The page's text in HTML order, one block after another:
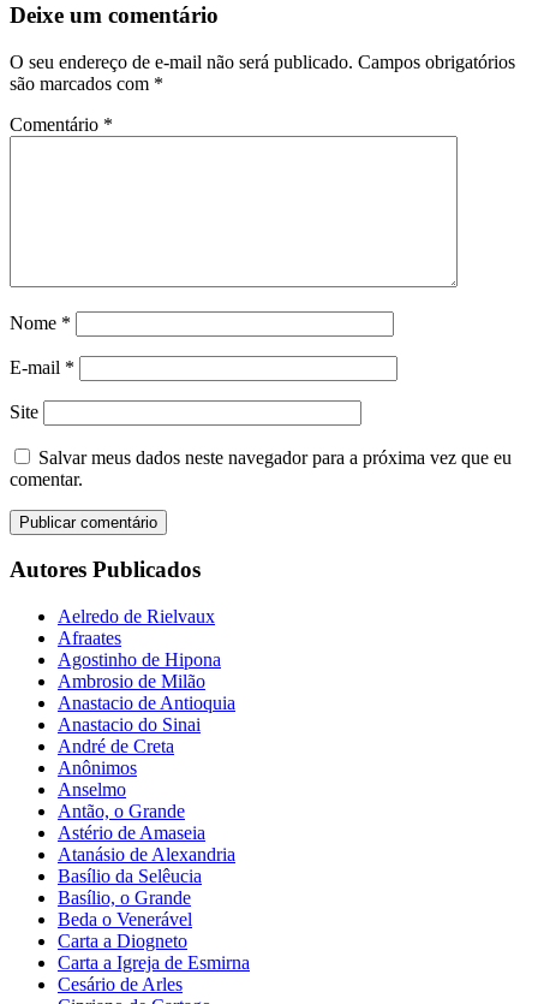
Deixe um comentário
O seu endereço de e-mail não será publicado. Campos obrigatórios
são marcados com *
Comentário *
Nome *
E-mail *
Site
Salvar meus dados neste navegador para a próxima vez que eu
comentar.
Autores Publicados
Aelredo de Rielvaux
Afraates
Agostinho de Hipona
Ambrosio de Milão
Anastacio de Antioquia
Anastacio do Sinai
André de Creta
Anônimos
Anselmo
Antão, o Grande
Astério de Amaseia
Atanásio de Alexandria
Basílio da Selêucia
Basílio, o Grande
Beda o Venerável
Carta a Diogneto
Carta a Igreja de Esmirna
Cesário de Arles